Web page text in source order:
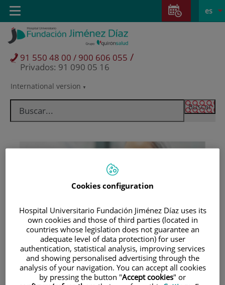
Saltar al contenido
Saltar
contenido
Selector
idioma
activo
es
International version
91 550 48 00 / 900 606 055 /
Privados: 91 090 05 16
Toggle
navigation
Pacientes y visitantes
Cookies configuration
Hospital Universitario Fundación Jiménez Díaz uses its
own cookies and those of third parties (located in
countries whose legislation does not guarantee an
adequate level of data protection) for user
authentication, statistical analysis, improving services
and showing personalised advertising through the
analysis of your navigation. You can accept all cookies
by pressing the button "Accept cookies" or